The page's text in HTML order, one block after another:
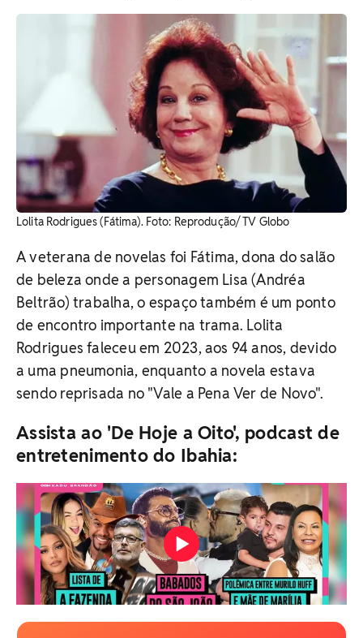
Lolita Rodrigues (Fátima). Foto: Reprodução/ TV Globo
A veterana de novelas foi Fátima, dona do salão
de beleza onde a personagem Lisa (Andréa
Beltrão) trabalha, o espaço também é um ponto
de encontro importante na trama. Lolita
Rodrigues faleceu em 2023, aos 94 anos, devido
a uma pneumonia, enquanto a novela estava
sendo reprisada no "Vale a Pena Ver de Novo".
Assista ao 'De Hoje a Oito', podcast de
entretenimento do Ibahia: